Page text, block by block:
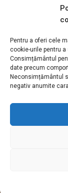
Pentru a oferi cele
cookie-urile pentru
Consimțământul
date precum
Neconsimțământul
negativ anumite
Înscrie-te la
Email*
©